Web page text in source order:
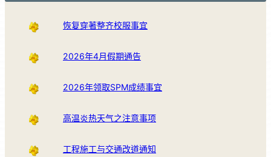
恢复穿著整齐校服事宜
2026年4月假期通告
2026年领取SPM成绩事宜
高温炎热天气之注意事项
工程施工与交通改道通知